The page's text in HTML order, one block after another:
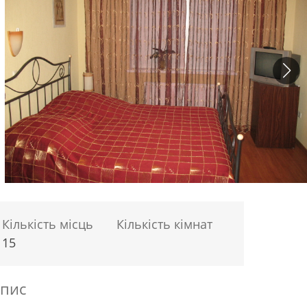
Кількість місць
15
Кількість кімнат